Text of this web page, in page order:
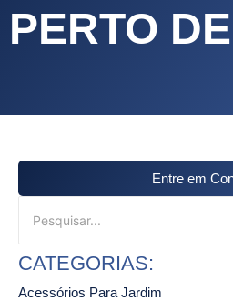
PERTO
Entre em
CATEGORIAS:
Acessórios Para Jardim